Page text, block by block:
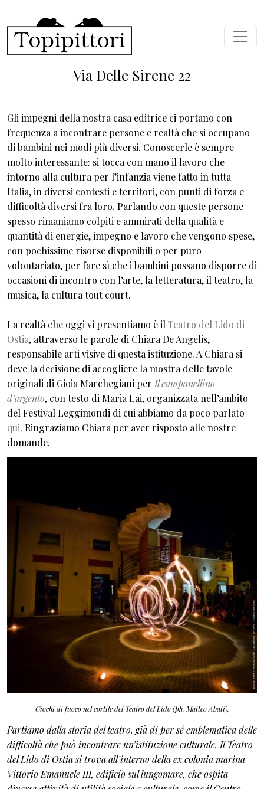
Via Delle Sirene 22
Gli impegni della nostra casa editrice ci portano con
frequenza a incontrare persone e realtà che si occupano
di bambini nei modi più diversi. Conoscerle è sempre
molto interessante: si tocca con mano il lavoro che
intorno alla cultura per l’infanzia viene fatto in tutta
Italia, in diversi contesti e territori, con punti di forza e
difficoltà diversi fra loro. Parlando con queste persone
spesso rimaniamo colpiti e ammirati della qualità e
quantità di energie, impegno e lavoro che vengono spese,
con pochissime risorse disponibili o per puro
volontariato, per fare sì che i bambini possano disporre di
occasioni di incontro con l’arte, la letteratura, il teatro, la
musica, la cultura tout court.
La realtà che oggi vi presentiamo è il Teatro del Lido di
Ostia, attraverso le parole di Chiara De Angelis,
responsabile arti visive di questa istituzione. A Chiara si
deve la decisione di accogliere la mostra delle tavole
originali di Gioia Marchegiani per Il campanellino
d’argento, con testo di Maria Lai, organizzata nell’ambito
del Festival Leggimondi di cui abbiamo da poco parlato
qui. Ringraziamo Chiara per aver risposto alle nostre
domande.
Giochi di fuoco nel cortile del Teatro del Lido (ph. Matteo Abati).
Partiamo dalla storia del teatro, già di per sé emblematica delle
difficoltà che può incontrare un’istituzione culturale. Il Teatro
del Lido di Ostia si trova all’interno della ex colonia marina
Vittorio Emanuele III, edificio sul lungomare, che ospita